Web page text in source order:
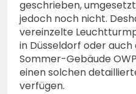
geschrieben,
jedoch noch nicht.
vereinzelte
in Düsseldorf oder auch
Sommer-Gebäude
einen solchen
verfügen.